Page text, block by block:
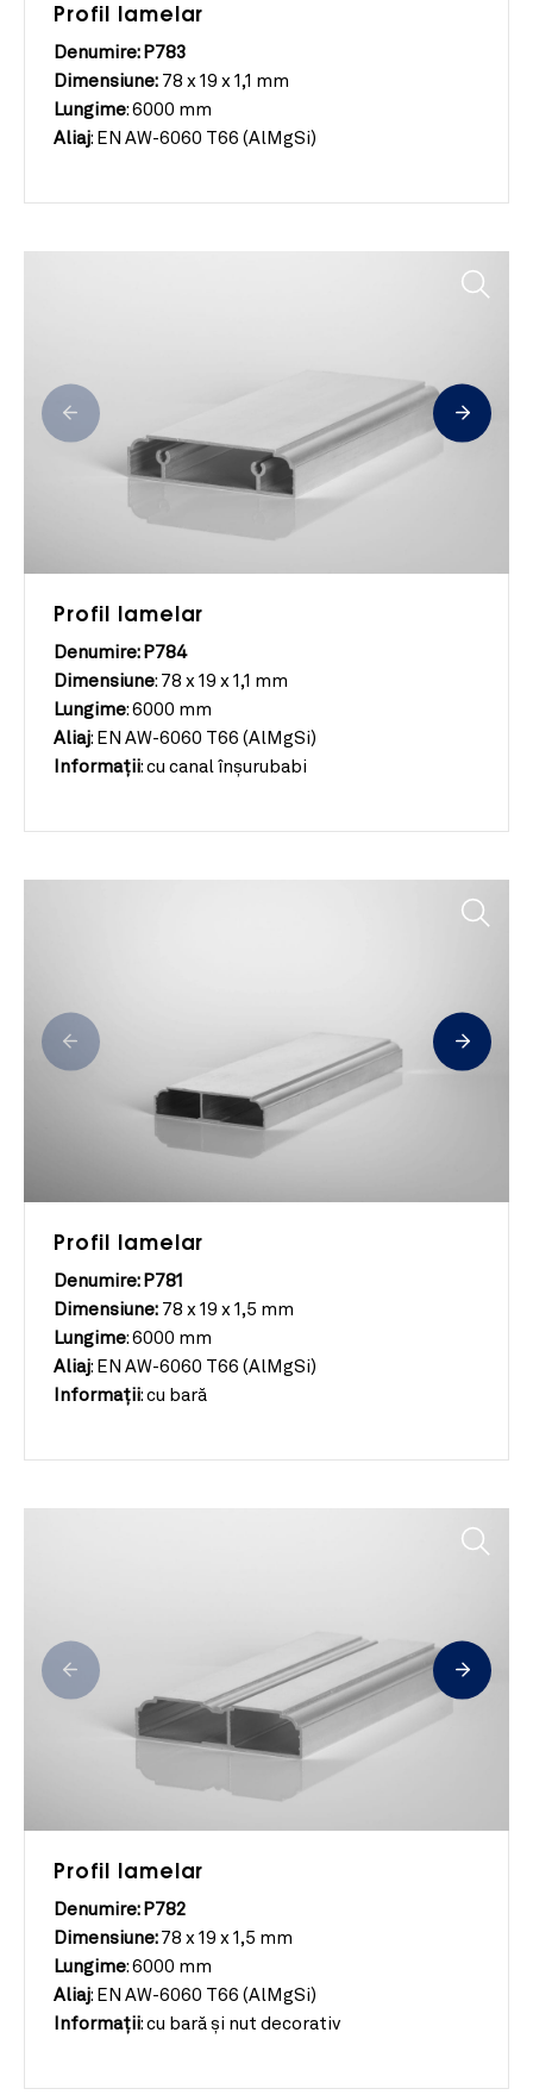
Profil lamelar
Denumire: P783
Dimensiune: 78 x 19 x 1,1 mm
Lungime: 6000 mm
Aliaj: EN AW-6060 T66 (AlMgSi)
Profil lamelar
Denumire: P784
Dimensiune: 78 x 19 x 1,1 mm
Lungime: 6000 mm
Aliaj: EN AW-6060 T66 (AlMgSi)
Informații: cu canal înşurubabi
Profil lamelar
Denumire: P781
Dimensiune: 78 x 19 x 1,5 mm
Lungime: 6000 mm
Aliaj: EN AW-6060 T66 (AlMgSi)
Informații: cu bară
Profil lamelar
Denumire: P782
Dimensiune: 78 x 19 x 1,5 mm
Lungime: 6000 mm
Aliaj: EN AW-6060 T66 (AlMgSi)
Informații: cu bară şi nut decorativ